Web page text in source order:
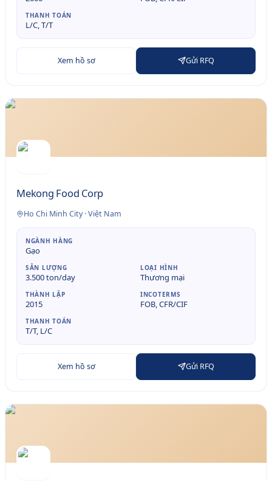
THANH TOÁN
L/C, T/T
Xem hồ sơ Gửi RFQ
Mekong Food Corp
Ho Chi Minh City·Việt Nam
NGÀNH HÀNG
Gạo
SẢN LƯỢNG
3.500 ton/day
LOẠI HÌNH
Thương mại
THÀNH LẬP
2015
INCOTERMS
FOB, CFR/CIF
THANH TOÁN
T/T, L/C
Xem hồ sơ Gửi RFQ